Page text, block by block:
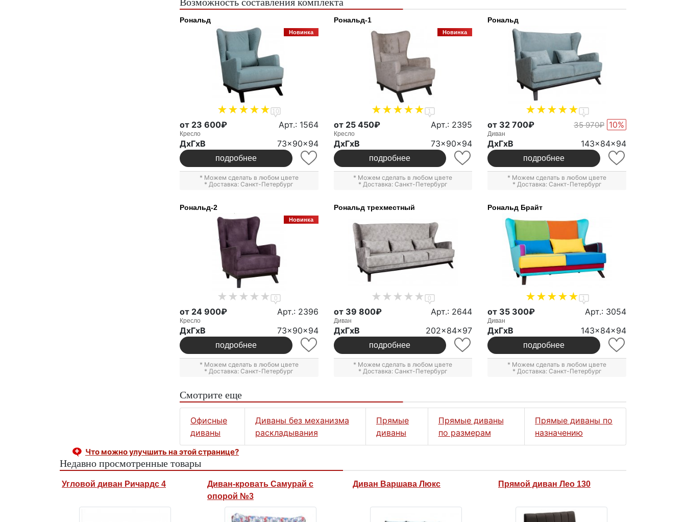
Рональд
Новинка
10
от 23 600₽ Арт.: 1564
Кресло
ДxГxВ 73x90x94
подробнее
* Можем сделать в любом цвете
* Доставка: Санкт-Петербург
Рональд-1
Новинка
1
от 25 450₽ Арт.: 2395
Кресло
ДxГxВ 73x90x94
подробнее
* Можем сделать в любом цвете
* Доставка: Санкт-Петербург
Рональд
1
от 32 700₽ 35 970₽ 10%
Диван
ДxГxВ 143x84x94
подробнее
* Можем сделать в любом цвете
* Доставка: Санкт-Петербург
Рональд-2
Новинка
0
от 24 900₽ Арт.: 2396
Кресло
ДxГxВ 73x90x94
подробнее
* Можем сделать в любом цвете
* Доставка: Санкт-Петербург
Рональд трехместный
0
от 39 800₽ Арт.: 2644
Диван
ДxГxВ 202x84x97
подробнее
* Можем сделать в любом цвете
* Доставка: Санкт-Петербург
Рональд Брайт
1
от 35 300₽ Арт.: 3054
Диван
ДxГxВ 143x84x94
подробнее
* Можем сделать в любом цвете
* Доставка: Санкт-Петербург
Смотрите еще
Офисные
диваны
Диваны без механизма
раскладывания
Прямые
диваны
Прямые диваны
по размерам
Прямые диваны по
назначению
Что можно улучшить на этой странице?
Недавно просмотренные товары
Угловой диван Ричардс 4
Диван-кровать Самурай с
опорой №3
Диван Варшава Люкс Прямой диван Лео 130